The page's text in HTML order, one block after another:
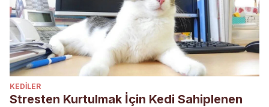
KEDILER
Stresten Kurtulmak İçin Kedi Sahiplenen